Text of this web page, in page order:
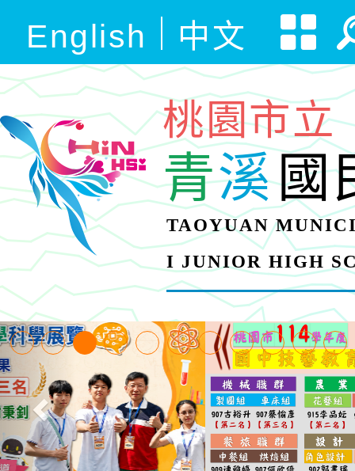
English 中文
桃園市立
青溪國
TAOYUAN
I JUNIOR HIGH
【甄選結果(第4招)】
學年度第1學期第9次代
【甄選結果(第12招)】